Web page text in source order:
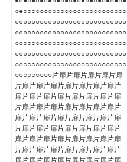
○●○○○○○○○○○○○○○○○○○○○○○○○○○
○○○○○○○○○○○○○○○○○○○○○○○○○○○
○○○○○○○○○○○○○○○○○○○○○○○○○○○
○○○○○○○○○○○○○○○○○○○○○○○○○○○
○○○○○○○○○○○○○○○○○○○○○○○○○○○
○○○○○○○○○○○○○○○○○○○○○○○○○○○
○○○○○○○○○片扉片扉片扉片扉片扉
片扉片扉片扉片扉片扉片扉片扉片
扉片扉片扉片扉片扉片扉片扉片扉
片扉片扉片扉片扉片扉片扉片扉片
扉片扉片扉片扉片扉片扉片扉片扉
片扉片扉片扉片扉片扉片扉片扉片
扉片扉片扉片扉片扉片扉片扉片扉
片扉片扉片扉片扉片扉片扉片扉片